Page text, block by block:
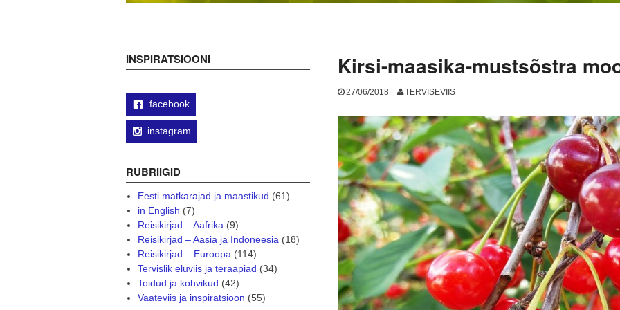
Kirsi-maasika-mustsõstra
27/06/2018 TERVISEVIIS
INSPIRATSIOONI
facebook
instagram
RUBRIIGID
Eesti matkarajad ja maastikud (61)
in English (7)
Reisikirjad – Aafrika(9)
Reisikirjad – Aasia ja Indoneesia(18)
Reisikirjad – Euroopa(114)
Tervislik eluviis ja teraapiad (34)
Toidud ja kohvikud (42)
Vaateviis ja inspiratsioon (55)